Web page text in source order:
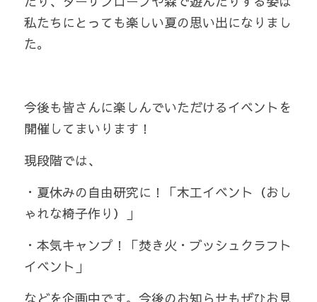
私たちにとっても楽しい夏の思い出になりまし
た。
今後も皆さんに楽しんでいただけるイベントを
開催してまいります！
現段階では、
・夏休みの自由研究に！「木工イベント（おし
ゃれな椅子作り）」
・本気キャンプ！「焚き火・ブッシュクラフト
イベント」
などを企画中です。今後のお知らせもぜひお見